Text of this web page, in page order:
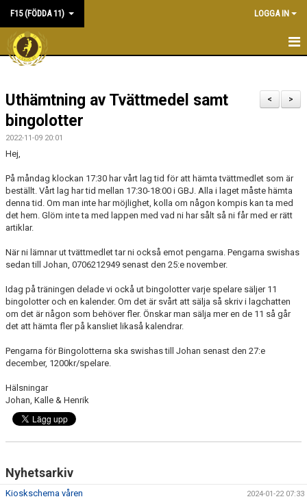
F15 (FÖDDA 11) LOGGA IN
HEM
NYHETER
KALENDER
MATCHER
TRUPPEN
BILDGALLERI
>
<
Uthämtning av Tvättmedel samt
bingolotter
2022-11-09 20:01
Hej,
På måndag klockan 17:30 har vårt lag tid för att hämta tvättmedlet som är
beställt. Vårt lag har tid mellan 17:30-18:00 i GBJ. Alla i laget måste hämta
denna tid. Om man inte har möjlighet, kolla om någon kompis kan ta med
det hem. Glöm inte ta med lappen med vad ni har sålt så ni får med er rätt
artiklar.
När ni lämnar ut tvättmedlet tar ni också emot pengarna. Pengarna swishas
sedan till Johan, 0706212949 senast den 25:e november.
Idag på träningen delade vi ockå ut bingolotter varje spelare säljer 11
bingolotter och en kalender. Om det är svårt att sälja så skriv i lagchatten
om det är någon som behöver fler. Önskar man sälja mer en de 11 så går
det att hämta fler på kansliet likaså kalendrar.
Pengarna för Bingolotterna ska swishas till Johan senast den 27:e
december, 1200kr/spelare.
Hälsningar
Johan, Kalle & Henrik
Nyhetsarkiv
Kioskschema våren 2024-01-22 07:33